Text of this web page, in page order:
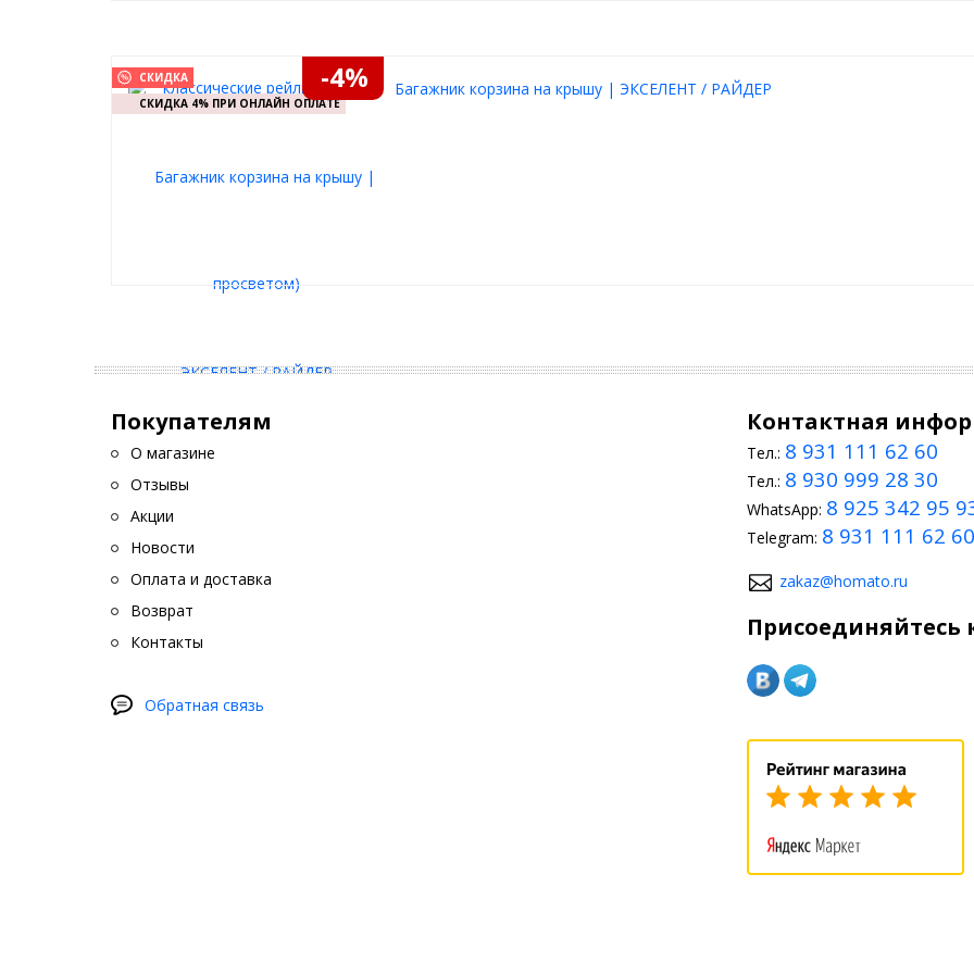
СКИДКА
СКИДКА 4% ПРИ ОНЛАЙН ОПЛАТЕ
-4% Багажник корзина на крышу | ЭКСЕЛЕНТ / РАЙДЕР
Покупателям
О магазине
Отзывы
Акции
Новости
Оплата и доставка
Возврат
Контакты
Обратная связь
Контактная
Тел.: 8 931 111 62 60
Тел.: 8 930 999 28 30
WhatsApp: 8 925 342 95
Telegram: 8 931 111 62 60
zakaz@homato.ru
Присоединяйтесь